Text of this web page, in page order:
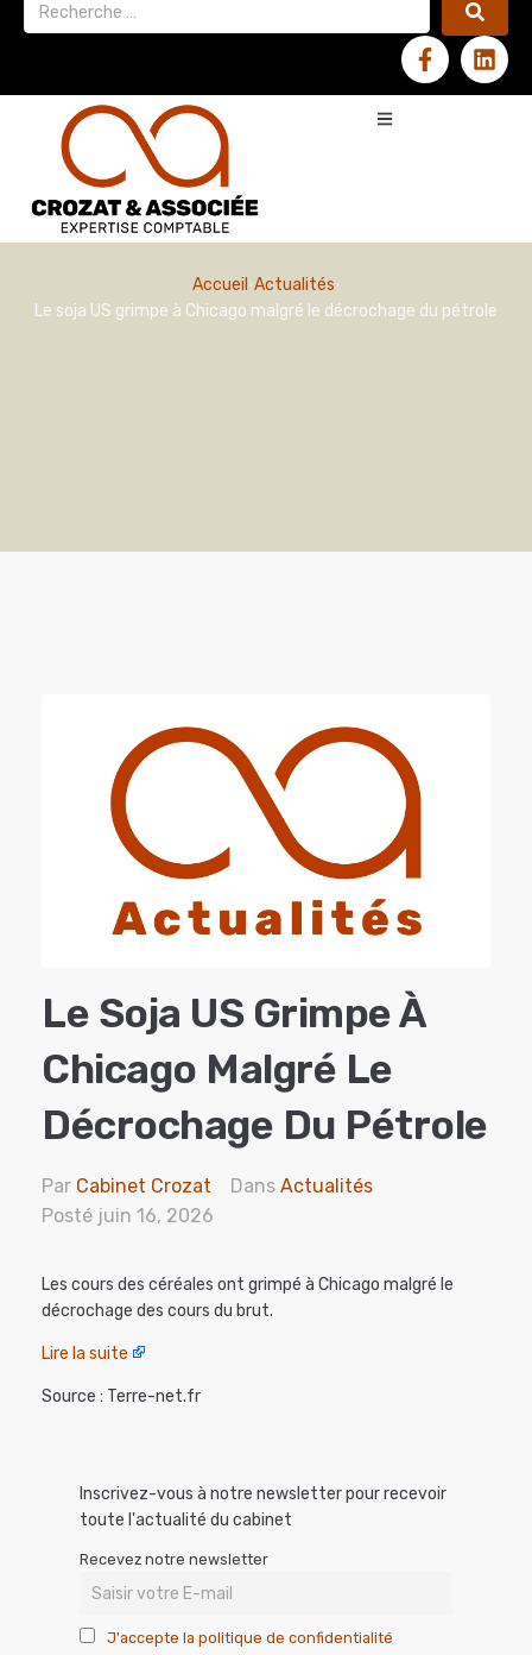
Accueil Actualités
Le soja US grimpe à Chicago malgré le décrochage du pétrole
Le Soja US Grimpe À
Chicago Malgré Le
Décrochage Du Pétrole
Par Cabinet Crozat Dans Actualités
Posté juin 16, 2026
Les cours des céréales ont grimpé à Chicago malgré le
décrochage des cours du brut.
Lire la suite
Source : Terre-net.fr
Inscrivez-vous à notre newsletter pour recevoir
toute l'actualité du cabinet
Recevez notre newsletter
J'accepte la politique de confidentialité